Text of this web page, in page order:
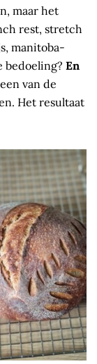
maar het
rest, stretch
manitoba-
bedoeling? En
van de
Het resultaat